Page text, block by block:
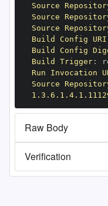
Source
Source
Source
Build Config URI
Build Config
Build Trigger:
Run Invocation
Source
Raw Body
Verification